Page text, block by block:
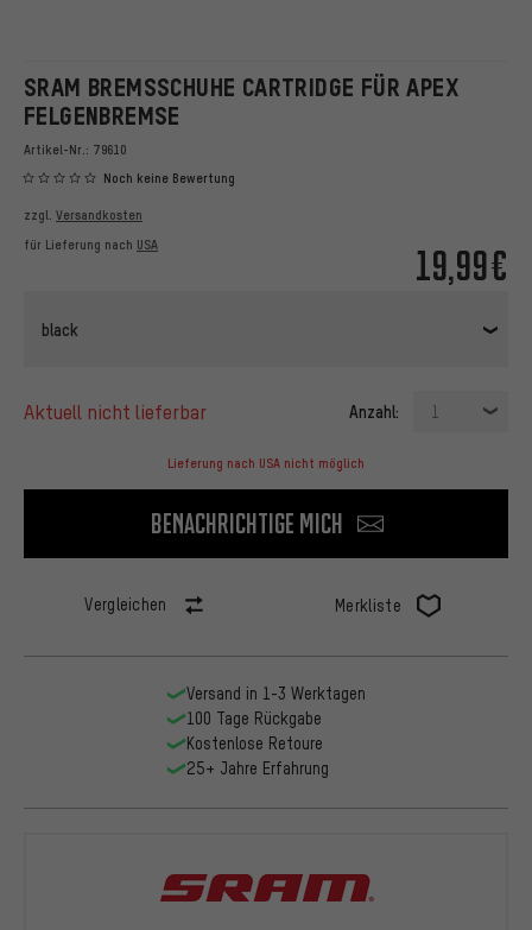
SRAM BREMSSCHUHE CARTRIDGE FÜR APEX
FELGENBREMSE
Artikel-Nr.: 79610
Noch keine Bewertung
19,99€
zzgl. Versandkosten
für Lieferung nach USA
black
aktuell nicht lieferbar Anzahl: 1
Lieferung nach USA nicht möglich
Benachrichtige mich
Vergleichen Merkliste
Versand in 1-3 Werktagen
100 Tage Rückgabe
Kostenlose Retoure
25+ Jahre Erfahrung
SRAM